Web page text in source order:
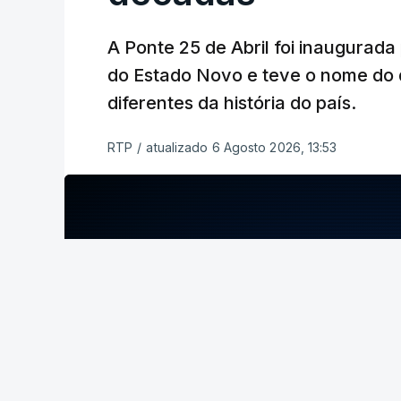
dia em que se assinalam os 60 anos
entrevista à RTP, quais as fontes de
realidade e muita imaginação -
da capital.
A Ponte 25 de Abril foi
do Estado Novo e teve o nome
diferentes da história do país.
RTP / atualizado 6 Agosto 2026, 13:53